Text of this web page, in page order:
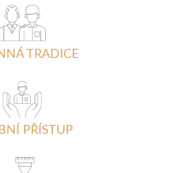
TRADICE
PŘÍSTUP